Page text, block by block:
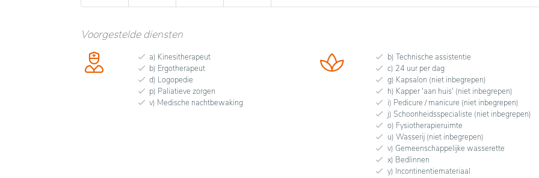
Voorgestelde diensten
a) Kinesitherapeut
b) Ergotherapeut
d) Logopedie
p) Paliatieve zorgen
v) Medische nachtbewaking
b) Technische assistentie
c) 24 uur per dag
g) Kapsalon (niet inbegrepen)
h) Kapper 'aan huis' (niet inbegrepen)
i) Pedicure / manicure (niet inbegrepen)
j) Schoonheidsspecialiste (niet inbegrepen)
o) Fysiotherapieruimte
u) Wasserij (niet inbegrepen)
v) Gemeenschappelijke wasserette
x) Bedlinnen
y) Incontinentiemateriaal